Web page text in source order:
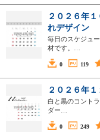
２０２６年
れデザイン
毎日のスケジュ
材です。…
0 119
２０２６年
白と黒のコント
ダー…
0 249